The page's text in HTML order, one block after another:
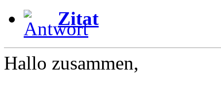
Zitat
Hallo zusammen,